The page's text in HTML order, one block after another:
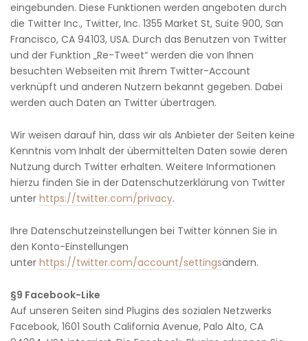
eingebunden. Diese Funktionen werden angeboten durch
die Twitter Inc., Twitter, Inc. 1355 Market St, Suite 900, San
Francisco, CA 94103, USA. Durch das Benutzen von Twitter
und der Funktion „Re-Tweet“ werden die von Ihnen
besuchten Webseiten mit Ihrem Twitter-Account
verknüpft und anderen Nutzern bekannt gegeben. Dabei
werden auch Daten an Twitter übertragen.
Wir weisen darauf hin, dass wir als Anbieter der Seiten keine
Kenntnis vom Inhalt der übermittelten Daten sowie deren
Nutzung durch Twitter erhalten. Weitere Informationen
hierzu finden Sie in der Datenschutzerklärung von Twitter
unter https://twitter.com/privacy.
Ihre Datenschutzeinstellungen bei Twitter können Sie in
den Konto-Einstellungen
unter https://twitter.com/account/settingsändern.
§9 Facebook-Like
Auf unseren Seiten sind Plugins des sozialen Netzwerks
Facebook, 1601 South California Avenue, Palo Alto, CA